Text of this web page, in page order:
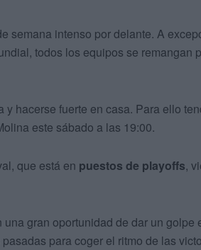
semana intenso por delante. A
todos los equipos se remangan
hacerse fuerte en casa. Para ello
este sábado a las 19:00.
que está en puestos de playoffs,
una gran oportunidad de dar un golpe
para coger el ritmo de las